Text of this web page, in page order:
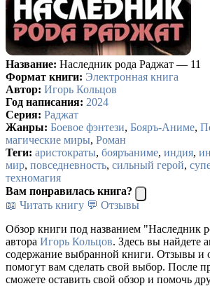
Название: Наследник рода Раджат — 11
Формат книги: Электронная книга
Автор: Игорь Кольцов
Год написания: 2024
Серия: Раджат
Жанры: Боевое фэнтези, Бояръ-Аниме,
магические миры, Роман
Теги: аристократы, бояръаниме, индия,
мир, повседневность, сильный герой,
техномагия
Вам понравилась книга?
📖 Читать книгу 💬 Отзывы
Обзор книги под названием "Наследник
автора Игорь Кольцов. Здесь вы найдете
содержание выбранной книги. Отзывы и
помогут вам сделать свой выбор. После
сможете оставить свой обзор и помочь